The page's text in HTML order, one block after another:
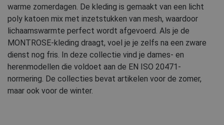
warme zomerdagen. De kleding is gemaakt van een licht
poly katoen mix met inzetstukken van mesh, waardoor
lichaamswarmte perfect wordt afgevoerd. Als je de
MONTROSE-kleding draagt, voel je je zelfs na een zware
dienst nog fris. In deze collectie vind je dames- en
herenmodellen die voldoet aan de EN ISO 20471-
normering. De collecties bevat artikelen voor de zomer,
maar ook voor de winter.